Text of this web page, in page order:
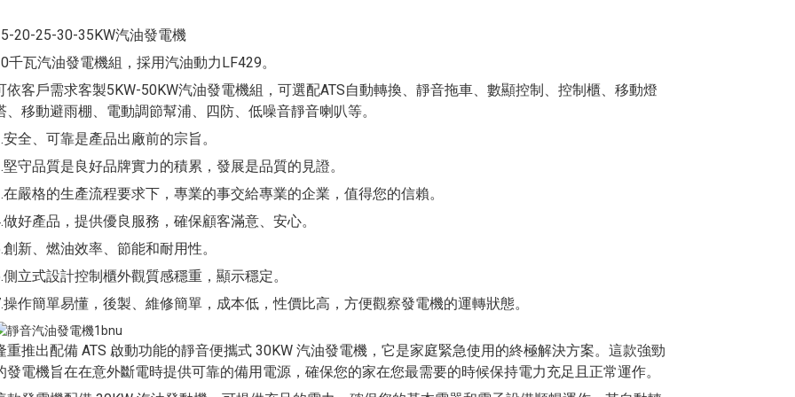
20-25-30-35KW汽油發電機
千瓦汽油發電機組，採用汽油動力LF429。
依客戶需求客製5KW-50KW汽油發電機組，可選配ATS自動轉換、靜音拖車、數顯控制、控制櫃、移動燈
、移動避雨棚、電動調節幫浦、四防、低噪音靜音喇叭等。
安全、可靠是產品出廠前的宗旨。
堅守品質是良好品牌實力的積累，發展是品質的見證。
在嚴格的生產流程要求下，專業的事交給專業的企業，值得您的信賴。
做好產品，提供優良服務，確保顧客滿意、安心。
創新、燃油效率、節能和耐用性。
側立式設計控制櫃外觀質感穩重，顯示穩定。
操作簡單易懂，後製、維修簡單，成本低，性價比高，方便觀察發電機的運轉狀態。
重推出配備 ATS 啟動功能的靜音便攜式 30KW 汽油發電機，它是家庭緊急使用的終極解決方案。這款強勁
發電機旨在在意外斷電時提供可靠的備用電源，確保您的家在您最需要的時候保持電力充足且正常運作。